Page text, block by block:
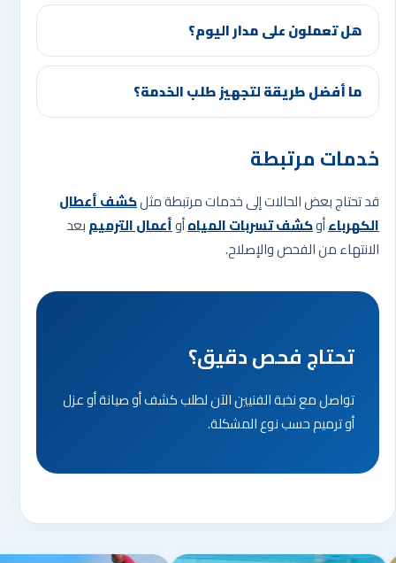
هل تعملون على مدار اليوم؟
ما أفضل طريقة لتجهيز طلب الخدمة؟
خدمات مرتبطة
قد تحتاج بعض الحالات إلى خدمات مرتبطة مثلكشف أعطال
الكهرباءأوكشف تسربات المياهأوأعمال الترميمبعد
الانتهاء من الفحص والإصلاح.
تحتاج فحص دقيق؟
تواصل مع نخبة الفنيين الآن لطلب كشف أو صيانة أو عزل
أو ترميم حسب نوع المشكلة.